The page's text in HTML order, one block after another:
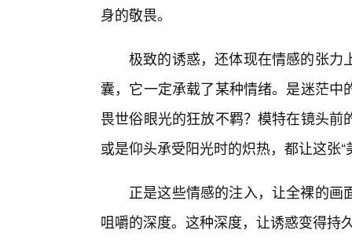
身的敬畏。
极致的诱惑，还体现在情感的张力
囊，它一定承载了某种情绪。是迷茫
畏世俗眼光的狂放不羁？模特在镜头
或是仰头承受阳光时的炽热，都让这张“
正是这些情感的注入，让全裸的
咀嚼的深度。这种深度，让诱惑变得持